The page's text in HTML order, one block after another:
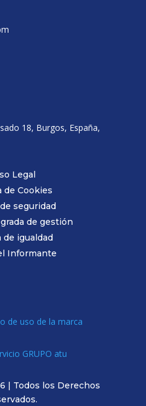
18, Burgos, España,
Legal
de Cookies
seguridad
de gestión
de igualdad
Informante
de uso de la marca
GRUPO atu
| Todos los Derechos